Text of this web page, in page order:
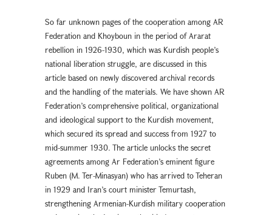
So far unknown pages of the cooperation among AR
Federation and Khoyboun in the period of Ararat
rebellion in 1926-1930, which was Kurdish people’s
national liberation struggle, are discussed in this
article based on newly discovered archival records
and the handling of the materials. We have shown AR
Federation’s comprehensive political, organizational
and ideological support to the Kurdish movement,
which secured its spread and success from 1927 to
mid-summer 1930. The article unlocks the secret
agreements among Ar Federation’s eminent figure
Ruben (M. Ter-Minasyan) who has arrived to Teheran
in 1929 and Iran’s court minister Temurtash,
strengthening Armenian-Kurdish military cooperation